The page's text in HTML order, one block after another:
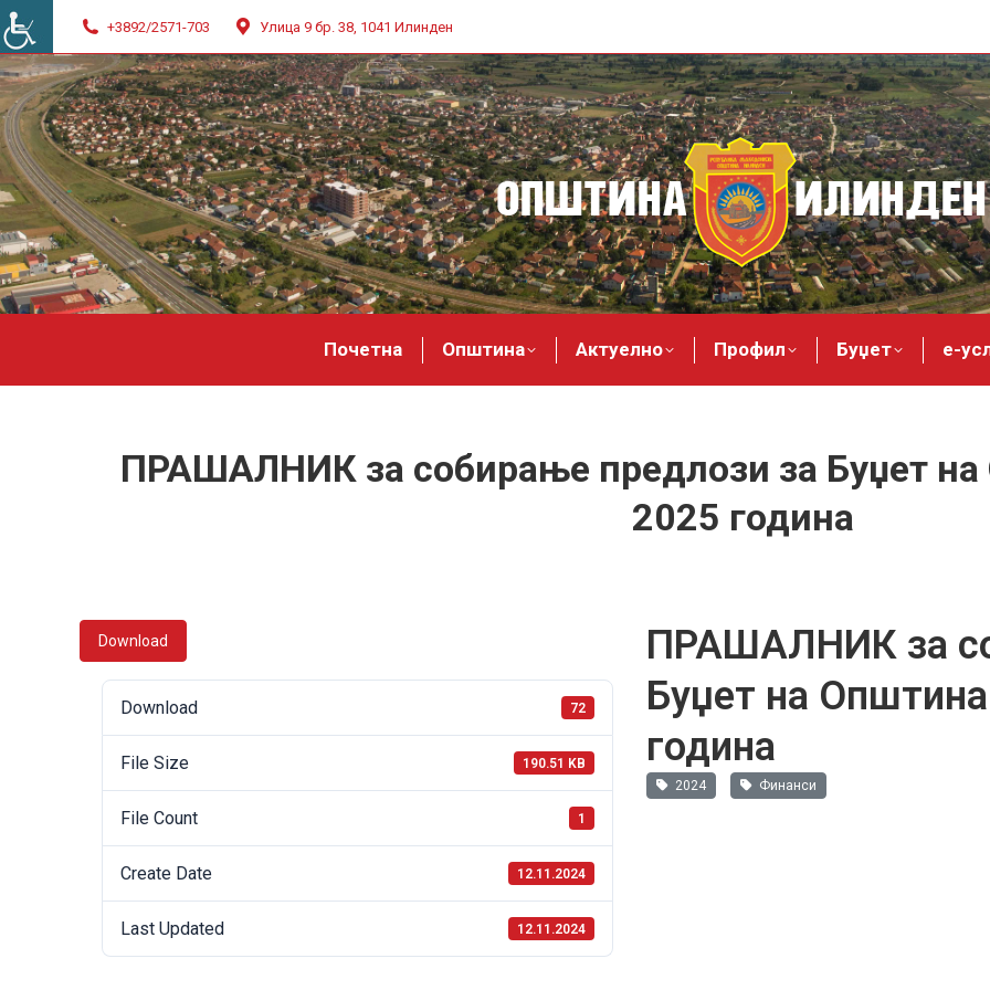
+3892/2571-703 Улица 9 бр. 38, 1041 Илинден
Почетна Општина Актуелно Профил Буџет е-
ПРАШАЛНИК за собирање предлози за Буџет
2025 година
Download
Download 72
File Size 190.51 KB
File Count 1
Create Date 12.11.2024
Last Updated 12.11.2024
ПРАШАЛНИК за
Буџет на
година
2024 Финанси